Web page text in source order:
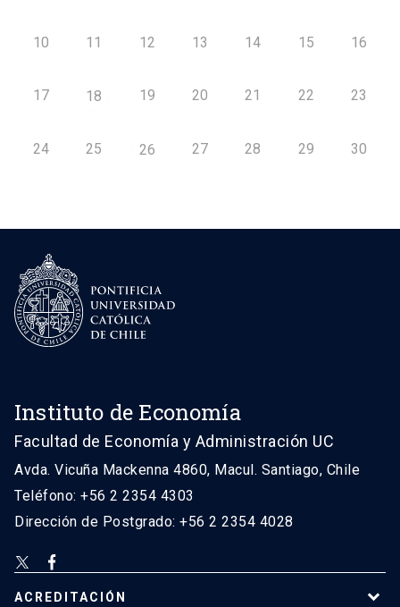
10 11 12 13 14 15 16
17 18 19 20 21 22 23
24 25 26 27 28 29 30
Instituto de Economía
Facultad de Economía y Administración UC
Avda. Vicuña Mackenna 4860, Macul. Santiago, Chile
Teléfono: +56 2 2354 4303
Dirección de Postgrado: +56 2 2354 4028
ACREDITACIÓN